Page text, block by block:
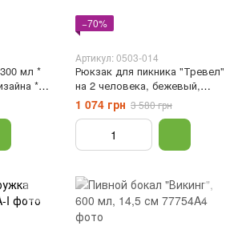
мл *
*
−70%
Артикул: 0503-014
Рюкзак для пикника "Тревел"
на 2 человека, бежевый,
бежевый
1 074 грн 3 580 грн